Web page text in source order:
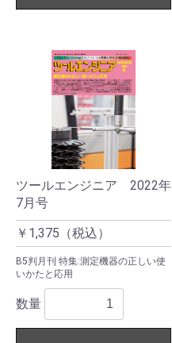
ツールエンジニア 2022年
7月号
￥1,375（税込）
B5判月刊 特集:測定機器の正しい使
いかたと応用
数量